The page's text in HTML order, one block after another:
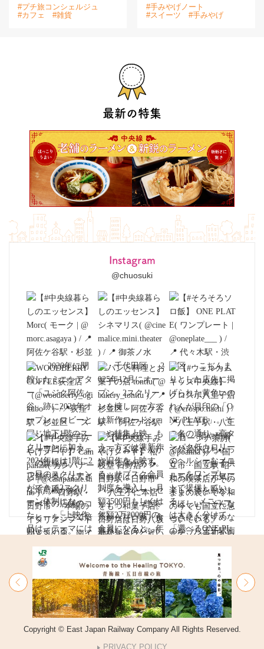
最新の特集
Instagram
@chuosuki
#プチ旅コンシェルジュ
#カフェ
#雑貨
#手みやげノート
#スイーツ
#手みやげ
Copyright © East Japan Railway Company All Rights Reserved.
PRIVACY POLICY